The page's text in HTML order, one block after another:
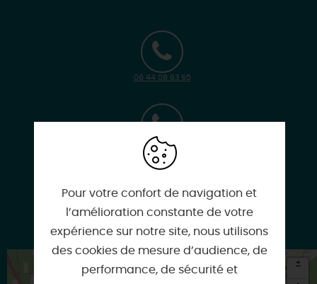
06 44 08 63 65
06 44 77 91 60
+
Pour votre confort de navigation et
l’amélioration constante de votre
expérience sur notre site, nous utilisons
des cookies de mesure d’audience, de
performance, de sécurité et